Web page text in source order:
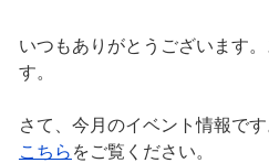
いつもありがとうございます
す。
さて、今月のイベント情報で
こちら をご覧ください。